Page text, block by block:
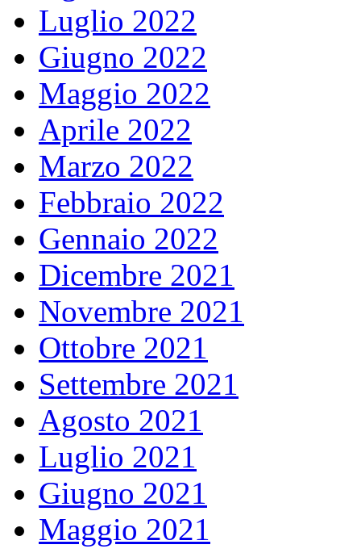
Luglio 2022
Giugno 2022
Maggio 2022
Aprile 2022
Marzo 2022
Febbraio 2022
Gennaio 2022
Dicembre 2021
Novembre 2021
Ottobre 2021
Settembre 2021
Agosto 2021
Luglio 2021
Giugno 2021
Maggio 2021